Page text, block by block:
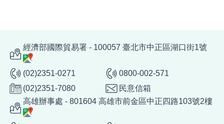
經濟部國際貿易署 - 100057 臺北市中正區湖口街1號
(02)2351-0271
0800-002-571
(02)2351-7080
民意信箱
高雄辦事處 - 801604 高雄市前金區中正四路103號2樓